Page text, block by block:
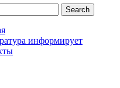
информирует